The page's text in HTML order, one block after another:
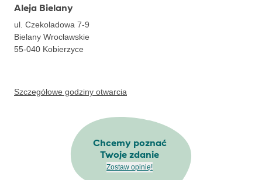
Aleja Bielany
ul. Czekoladowa 7-9
Bielany Wrocławskie
55-040 Kobierzyce
Szczegółowe godziny otwarcia
Chcemy poznać
Twoje zdanie
Zostaw opinię!